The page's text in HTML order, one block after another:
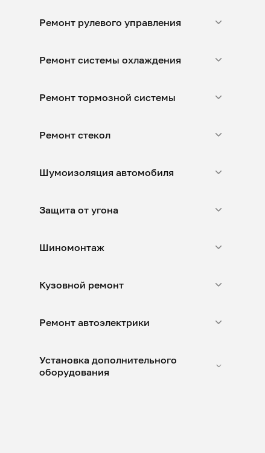
Ремонт рулевого управления
Ремонт системы охлаждения
Ремонт тормозной системы
Ремонт стекол
Шумоизоляция автомобиля
Защита от угона
Шиномонтаж
Кузовной ремонт
Ремонт автоэлектрики
Установка дополнительного
оборудования